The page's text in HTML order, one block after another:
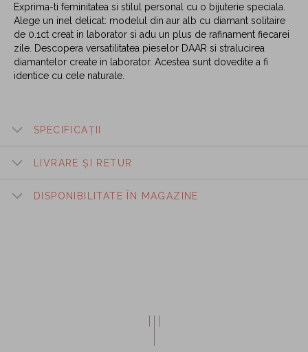
Exprima-ti feminitatea si stilul personal cu o bijuterie speciala.
Alege un inel delicat: modelul din aur alb cu diamant solitaire
de 0.1ct creat in laborator si adu un plus de rafinament fiecarei
zile. Descopera versatilitatea pieselor DAAR si stralucirea
diamantelor create in laborator. Acestea sunt dovedite a fi
identice cu cele naturale.
SPECIFICAȚII
LIVRARE ȘI RETUR
DISPONIBILITATE ÎN MAGAZINE